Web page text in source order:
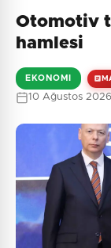
Henüz
Otomotiv
hamlesi
EKONOMI
10 Ağustos